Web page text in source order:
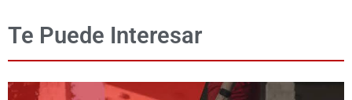
Te Puede Interesar